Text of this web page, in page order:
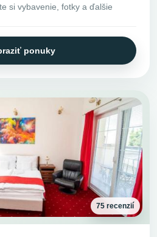
si vybavenie, fotky a ďalšie
ponuky
75 recenzií